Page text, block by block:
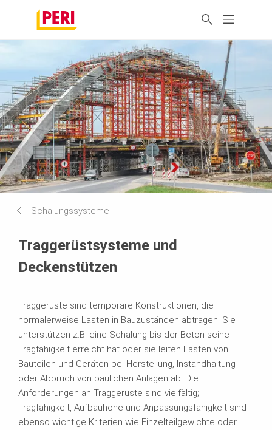
Schalungssysteme
Traggerüstsysteme und
Deckenstützen
Traggerüste sind temporäre Konstruktionen, die
normalerweise Lasten in Bauzuständen abtragen. Sie
unterstützen z.B. eine Schalung bis der Beton seine
Tragfähigkeit erreicht hat oder sie leiten Lasten von
Bauteilen und Geräten bei Herstellung, Instandhaltung
oder Abbruch von baulichen Anlagen ab. Die
Anforderungen an Traggerüste sind vielfältig;
Tragfähigkeit, Aufbauhöhe und Anpassungsfähigkeit sind
ebenso wichtige Kriterien wie Einzelteilgewichte oder